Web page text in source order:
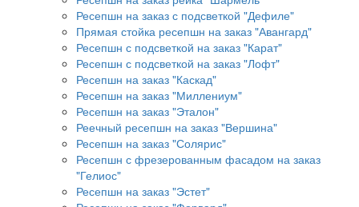
Ресепшн на заказ с подсветкой "Дефиле"
Прямая стойка ресепшн на заказ "Авангард"
Ресепшн с подсветкой на заказ "Карат"
Ресепшн с подсветкой на заказ "Лофт"
Ресепшн на заказ "Каскад"
Ресепшн на заказ "Миллениум"
Ресепшн на заказ "Эталон"
Реечный ресепшн на заказ "Вершина"
Ресепшн на заказ "Солярис"
Ресепшн с фрезерованным фасадом на заказ
"Гелиос"
Ресепшн на заказ "Эстет"